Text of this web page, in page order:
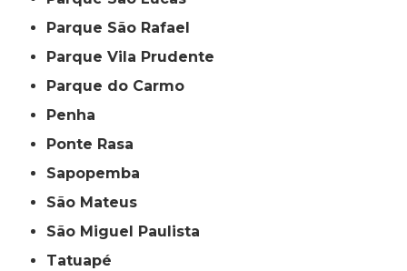
Parque São Rafael
Parque Vila Prudente
Parque do Carmo
Penha
Ponte Rasa
Sapopemba
São Mateus
São Miguel Paulista
Tatuapé